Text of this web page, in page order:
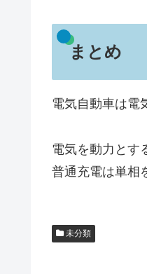
まとめ
電気自動車は電
電気を動力とす
普通充電は単相
未分類